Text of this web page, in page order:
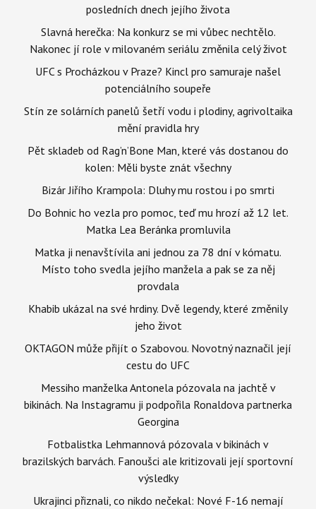
posledních dnech jejího života
Slavná herečka: Na konkurz se mi vůbec nechtělo.
Nakonec jí role v milovaném seriálu změnila celý život
UFC s Procházkou v Praze? Kincl pro samuraje našel
potenciálního soupeře
Stín ze solárních panelů šetří vodu i plodiny, agrivoltaika
mění pravidla hry
Pět skladeb od Rag’n’Bone Man, které vás dostanou do
kolen: Měli byste znát všechny
Bizár Jiřího Krampola: Dluhy mu rostou i po smrti
Do Bohnic ho vezla pro pomoc, teď mu hrozí až 12 let.
Matka Lea Beránka promluvila
Matka ji nenavštívila ani jednou za 78 dní v kómatu.
Místo toho svedla jejího manžela a pak se za něj
provdala
Khabib ukázal na své hrdiny. Dvě legendy, které změnily
jeho život
OKTAGON může přijít o Szabovou. Novotný naznačil její
cestu do UFC
Messiho manželka Antonela pózovala na jachtě v
bikinách. Na Instagramu ji podpořila Ronaldova partnerka
Georgina
Fotbalistka Lehmannová pózovala v bikinách v
brazilských barvách. Fanoušci ale kritizovali její sportovní
výsledky
Ukrajinci přiznali, co nikdo nečekal: Nové F-16 nemají